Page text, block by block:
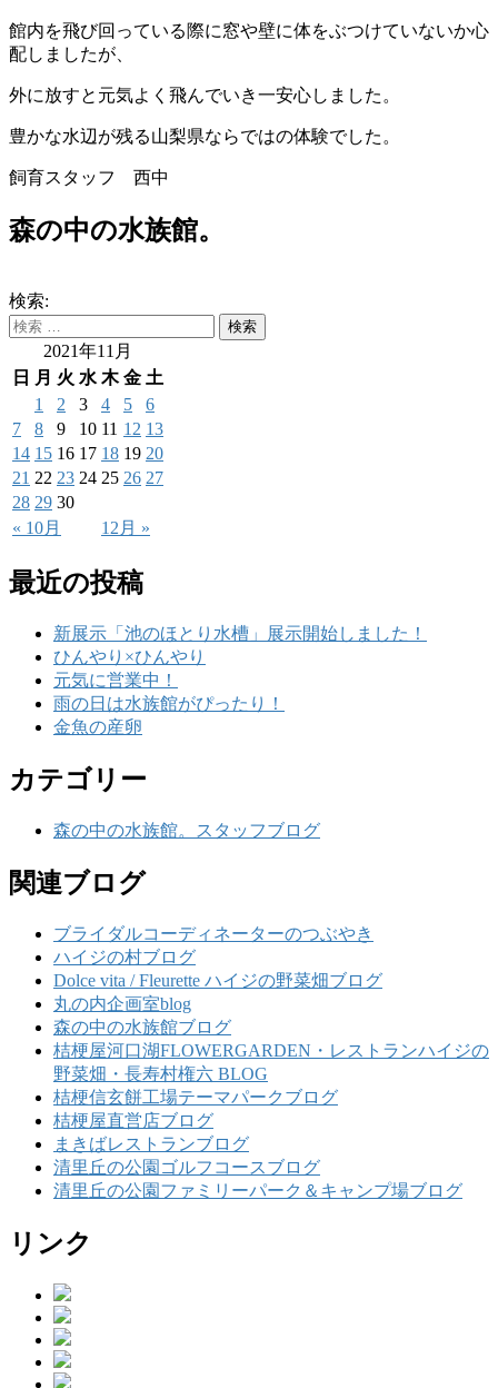
館内を飛び回っている際に窓や壁に体をぶつけていないか心
配しましたが、
外に放すと元気よく飛んでいき一安心しました。
豊かな水辺が残る山梨県ならではの体験でした。
飼育スタッフ 西中
森の中の水族館。
検索:
2021年11月
日
月 火 水 木 金 土
« 10月 12月 »
1 2 3 4 5
6
7
8 9 10 11 12 13
14 15 16 17 18 19 20
21 22 23 24 25 26 27
28 29 30
最近の投稿
新展示「池のほとり水槽」展示開始しました！
ひんやり×ひんやり
元気に営業中！
雨の日は水族館がぴったり！
金魚の産卵
カテゴリー
森の中の水族館。スタッフブログ
関連ブログ
ブライダルコーディネーターのつぶやき
ハイジの村ブログ
Dolce vita / Fleurette ハイジの野菜畑ブログ
丸の内企画室blog
森の中の水族館ブログ
桔梗屋河口湖FLOWERGARDEN・レストランハイジの
野菜畑・長寿村権六 BLOG
桔梗信玄餅工場テーマパークブログ
桔梗屋直営店ブログ
まきばレストランブログ
清里丘の公園ゴルフコースブログ
清里丘の公園ファミリーパーク＆キャンプ場ブログ
リンク